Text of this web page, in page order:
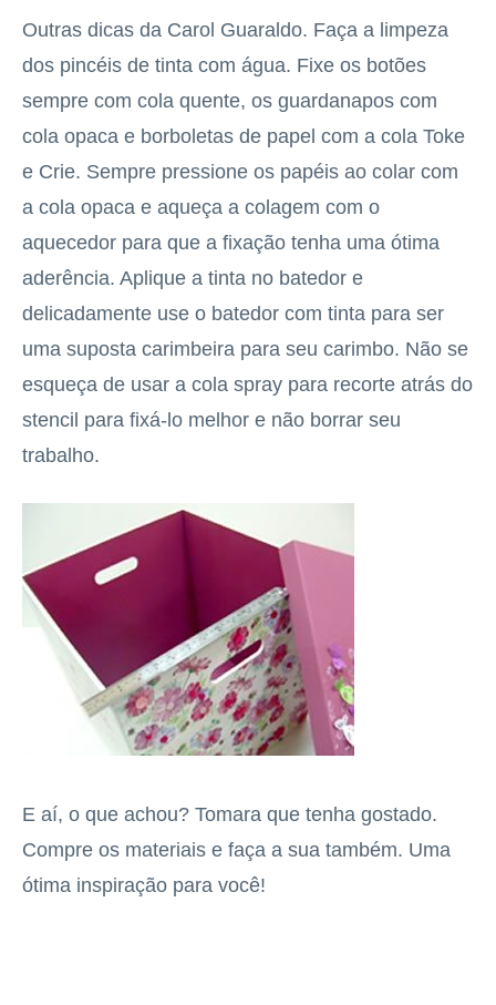
Outras dicas da Carol Guaraldo. Faça a limpeza
dos pincéis de tinta com água. Fixe os botões
sempre com cola quente, os guardanapos com
cola opaca e borboletas de papel com a cola Toke
e Crie. Sempre pressione os papéis ao colar com
a cola opaca e aqueça a colagem com o
aquecedor para que a fixação tenha uma ótima
aderência. Aplique a tinta no batedor e
delicadamente use o batedor com tinta para ser
uma suposta carimbeira para seu carimbo. Não se
esqueça de usar a cola spray para recorte atrás do
stencil para fixá-lo melhor e não borrar seu
trabalho.
E aí, o que achou? Tomara que tenha gostado.
Compre os materiais e faça a sua também. Uma
ótima inspiração para você!